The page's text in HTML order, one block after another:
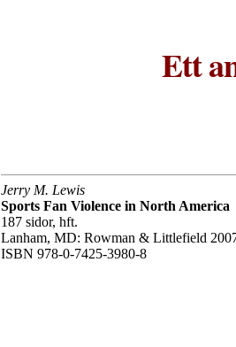
Ett
Jerry M. Lewis
Sports Fan Violence in North America
187 sidor, hft.
Lanham, MD: Rowman & Littlefield
ISBN 978-0-7425-3980-8